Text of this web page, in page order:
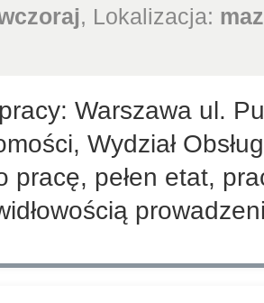
, Lokalizacja:
Warszawa ul.
Wydział
pracę, pełen etat,